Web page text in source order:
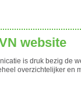
website
is druk bezig de
overzichtelijker en